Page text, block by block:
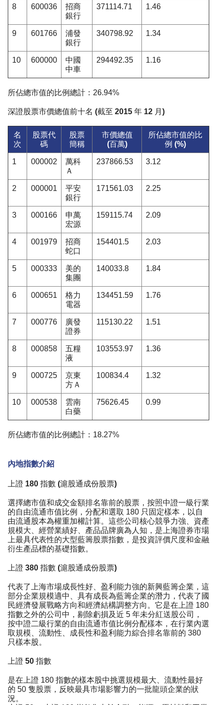
8 600036
招商
銀行
371114.71 1.46
9 601766
浦發
銀行
340798.92 1.34
10 600000
中國
中車
294492.35 1.16
所佔總市值的比例總計：26.94%
深證股票市價總值前十名 (截至 2015 年 12 月)
名
次
股票代
碼
股票
簡稱
市價總值
(百萬)
所佔總市值的比
例 (%)
1 000002
萬科
Ａ
237866.53 3.12
2 000001
平安
銀行
171561.03 2.25
3 000166
申萬
宏源
159115.74 2.09
4 001979
招商
蛇口
154401.5 2.03
5 000333
美的
集團
140033.8 1.84
6 000651
格力
電器
134451.59 1.76
7 000776
廣發
證券
115130.22 1.51
8 000858
五糧
液
103553.97 1.36
9 000725
京東
方Ａ
100834.4 1.32
10 000538
雲南
白藥
75626.45 0.99
所佔總市值的比例總計：18.27%
內地指數介紹
上證 180 指數 (滬股通成份股票)
選擇總市值和成交金額排名靠前的股票，按照中證一級行業
的自由流通市值比例，分配和選取 180 只固定樣本，以自
由流通股本為權重加權計算。這些公司核心競爭力強、資產
規模大、經營業績好、產品品牌廣為人知，是上海證券市場
上最具代表性的大型藍籌股票指數，是投資評價尺度和金融
衍生產品標的基礎指數。
上證 380 指數 (滬股通成份股票)
代表了上海市場成長性好、盈利能力強的新興藍籌企業，這
部分企業規模適中、具有成長為藍籌企業的潛力，代表了國
民經濟發展戰略方向和經濟結構調整方向。它是在上證 180
指數之外的公司中，剔除虧損及近 5 年未分紅送股公司，
按中證二級行業的自由流通市值比例分配樣本，在行業內選
取規模、流動性、成長性和盈利能力綜合排名靠前的 380
只樣本股。
上證 50 指數
是在上證 180 指數的樣本股中挑選規模最大、流動性最好
的 50 隻股票，反映最具市場影響力的一批龍頭企業的狀
況。